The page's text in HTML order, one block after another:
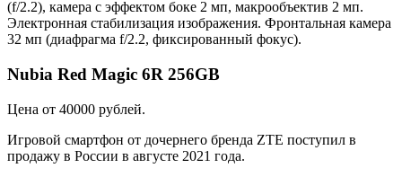
(f/2.2), камера с эффектом боке 2 мп, макрообъектив 2 мп.
Электронная стабилизация изображения. Фронтальная камера
32 мп (диафрагма f/2.2, фиксированный фокус).
Nubia Red Magic 6R 256GB
Цена от 40000 рублей.
Игровой смартфон от дочернего бренда ZTE поступил в
продажу в России в августе 2021 года.